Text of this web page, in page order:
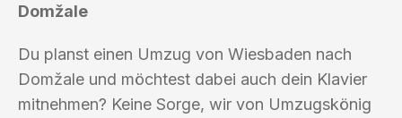
Domžale
Du planst einen Umzug von Wiesbaden nach
Domžale und möchtest dabei auch dein Klavier
mitnehmen? Keine Sorge, wir von Umzugskönig